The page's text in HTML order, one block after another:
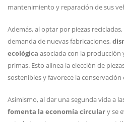
mantenimiento y reparación de sus
Además, al optar por piezas
demanda de nuevas fabricaciones,
ecológica asociada con la
primas. Esto alinea la elección de
sostenibles y favorece la
Asimismo, al dar una segunda vida a
fomenta la economía circulary se